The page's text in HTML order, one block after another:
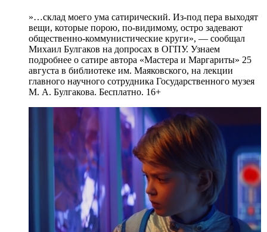
»…склад моего ума сатирический. Из-под пера выходят
вещи, которые порою, по-видимому, остро задевают
общественно-коммунистические круги», — сообщал
Михаил Булгаков на допросах в ОГПУ. Узнаем
подробнее о сатире автора «Мастера и Маргариты» 25
августа в библиотеке им. Маяковского, на лекции
главного научного сотрудника Государственного музея
М. А. Булгакова. Бесплатно. 16+